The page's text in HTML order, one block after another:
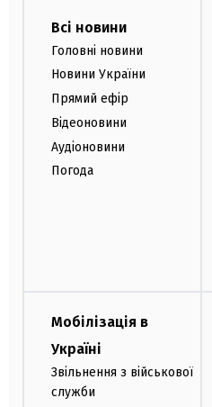
Всі новини
Головні новини
Новини України
Прямий ефір
Відеоновини
Аудіоновини
Погода
Мобілізація в
Україні
Звільнення з військової
служби